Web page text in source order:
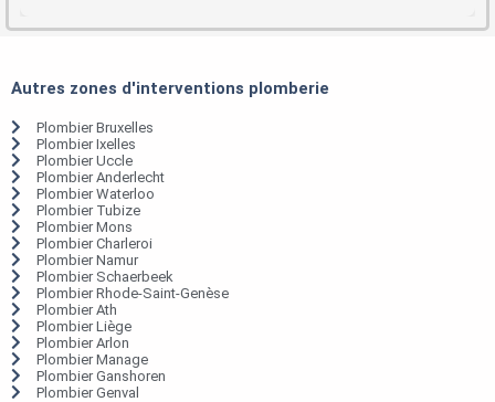
Autres zones d'interventions plomberie
Plombier Bruxelles
Plombier Ixelles
Plombier Uccle
Plombier Anderlecht
Plombier Waterloo
Plombier Tubize
Plombier Mons
Plombier Charleroi
Plombier Namur
Plombier Schaerbeek
Plombier Rhode-Saint-Genèse
Plombier Ath
Plombier Liège
Plombier Arlon
Plombier Manage
Plombier Ganshoren
Plombier Genval